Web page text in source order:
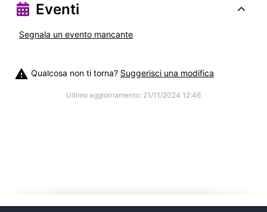
Eventi
Segnala un evento mancante
Qualcosa non ti torna? Suggerisci una modifica
Ultimo aggiornamento: 21/11/2024 12:46
©2026Cosplitaly - Cosplay Italia | info@cosplitaly.it |